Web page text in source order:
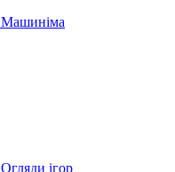
Машиніма
Огляди ігор